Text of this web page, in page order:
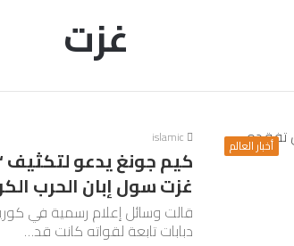
غزت
أخبار العالم islamic
كيم جونغ يدعو لتكثيف
غزت سول إبان الحرب
قالت وسائل إعلام رسمية في
دبابات تابعة لقواته كانت قد…